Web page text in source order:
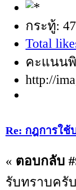
กระทู้: 47
Total
คะแนนพิ
http://
Re: กฎการใช้
« ตอบกลับ
รับทราบครับ